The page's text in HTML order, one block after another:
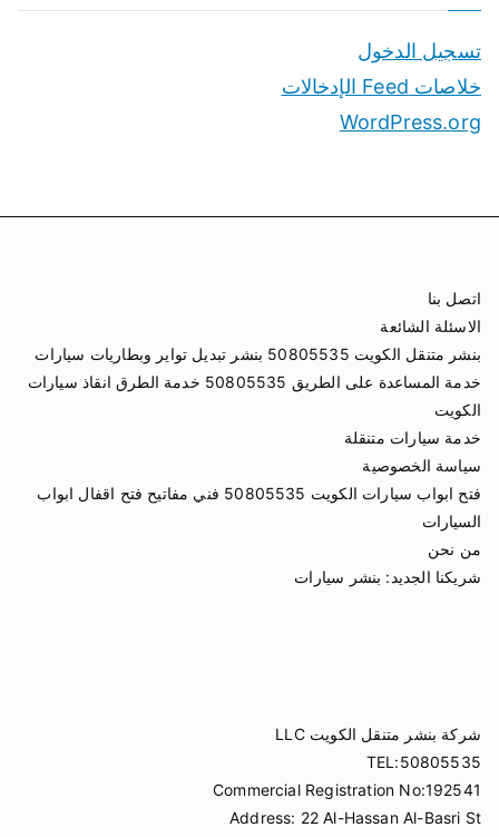
تسجيل الدخول
خلاصات Feed الإدخالات
WordPress.org
اتصل بنا
الاسئلة الشائعة
بنشر متنقل الكويت 50805535 بنشر تبديل تواير وبطاريات سيارات
خدمة المساعدة على الطريق 50805535 خدمة الطرق انقاذ سيارات
الكويت
خدمة سيارات متنقلة
سياسة الخصوصية
فتح ابواب سيارات الكويت 50805535 فني مفاتيح فتح اقفال ابواب
السيارات
من نحن
شريكنا الجديد: بنشر سيارات
شركة بنشر متنقل الكويت LLC
TEL:50805535
Commercial Registration No:192541
Address: 22 Al-Hassan Al-Basri St